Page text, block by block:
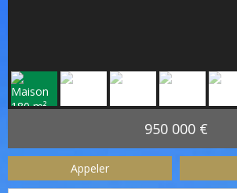
950 000 €
Appeler